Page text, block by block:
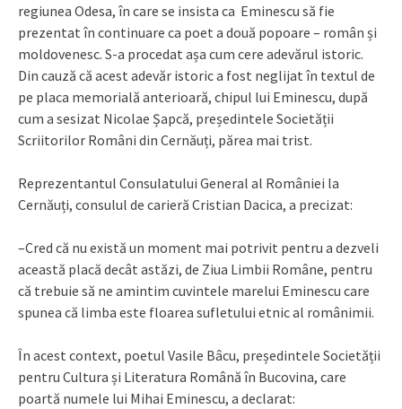
regiunea Odesa, în care se insista ca Eminescu să fie
prezentat în continuare ca poet a două popoare – român și
moldovenesc. S-a procedat așa cum cere adevărul istoric.
Din cauză că acest adevăr istoric a fost neglijat în textul de
pe placa memorială anterioară, chipul lui Eminescu, după
cum a sesizat Nicolae Șapcă, președintele Societății
Scriitorilor Români din Cernăuți, părea mai trist.
Reprezentantul Consulatului General al României la
Cernăuți, consulul de carieră Cristian Dacica, a precizat:
–Cred că nu există un moment mai potrivit pentru a dezveli
această placă decât astăzi, de Ziua Limbii Române, pentru
că trebuie să ne amintim cuvintele marelui Eminescu care
spunea că limba este floarea sufletului etnic al românimii.
În acest context, poetul Vasile Bâcu, președintele Societății
pentru Cultura și Literatura Română în Bucovina, care
poartă numele lui Mihai Eminescu, a declarat: